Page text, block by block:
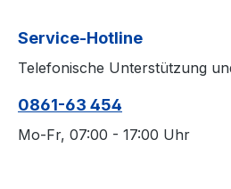
Service-Hotline
Telefonische Unterstützung
0861-63 454
Mo-Fr, 07:00 - 17:00 Uhr